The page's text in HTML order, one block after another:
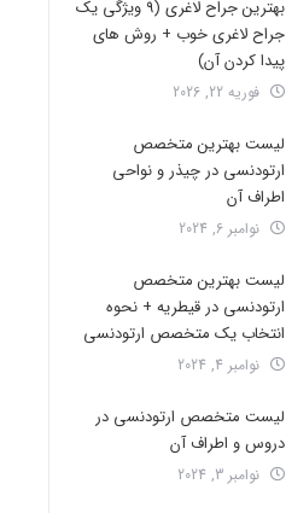
بهترین جراح لاغری (9 ویژگی یک
جراح لاغری خوب + روش های
پیدا کردن آن)
فوریه 22, 2026
لیست بهترین متخصص
ارتودنسی در چیذر و نواحی
اطراف آن
نوامبر 6, 2024
لیست بهترین متخصص
ارتودنسی در قیطریه + نحوه
انتخاب یک متخصص ارتودنسی
نوامبر 4, 2024
لیست متخصص ارتودنسی در
دروس و اطراف آن
نوامبر 3, 2024